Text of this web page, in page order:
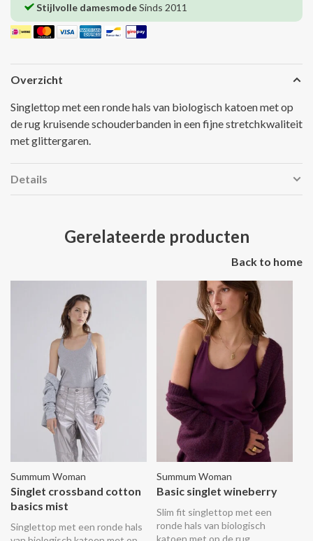
Stijlvolle damesmodeSinds 2011
Overzicht
Singlettop met een ronde hals van biologisch katoen met op
de rug kruisende schouderbanden in een fijne stretchkwaliteit
met glittergaren.
Details
Gerelateerde producten
Back to home
Summum Woman
Singlet crossband cotton
basics mist
Singlettop met een ronde hals
Summum Woman
Basic singlet wineberry
Slim fit singlettop met een
ronde hals van biologisch
katoen met op de rug